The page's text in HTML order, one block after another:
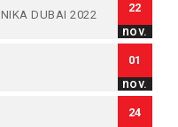
DUBAI 2022
22
nov.
01
nov.
24